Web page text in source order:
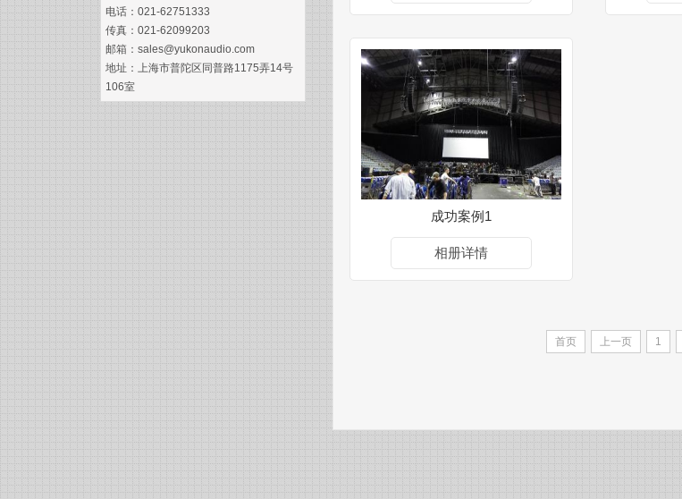
成功案例1
相册详情
首页 上一页 1
电话：021-62751333
传真：021-62099203
邮箱：sales@yukonaudio.com
地址：上海市普陀区同普路1175弄14号
106室